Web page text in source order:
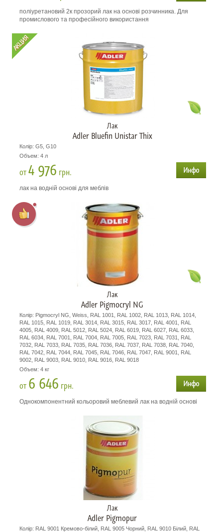
поліуретановий 2к прозорий лак на основі розчинника. Для
промислового та професійного використання
Лак
Adler Bluefin Unistar Thix
Колір: G5, G10
Объем: 4 л
от4 976 грн.
лак на водній основі для меблів
Лак
Adler Pigmocryl NG
Колір: Pigmocryl NG, Weiss, RAL 1001, RAL 1002, RAL 1013, RAL 1014,
RAL 1015, RAL 1019, RAL 3014, RAL 3015, RAL 3017, RAL 4001, RAL
4005, RAL 4009, RAL 5012, RAL 5024, RAL 6019, RAL 6027, RAL 6033,
RAL 6034, RAL 7001, RAL 7004, RAL 7005, RAL 7023, RAL 7031, RAL
7032, RAL 7033, RAL 7035, RAL 7036, RAL 7037, RAL 7038, RAL 7040,
RAL 7042, RAL 7044, RAL 7045, RAL 7046, RAL 7047, RAL 9001, RAL
9002, RAL 9003, RAL 9010, RAL 9016, RAL 9018
Объем: 4 кг
от 6 646 грн.
Однокомпонентний кольоровий меблевий лак на водній основі
Лак
Adler Pigmopur
Колір: RAL 9001 Кремово-білий, RAL 9005 Чорний, RAL 9010 Білий, RAL